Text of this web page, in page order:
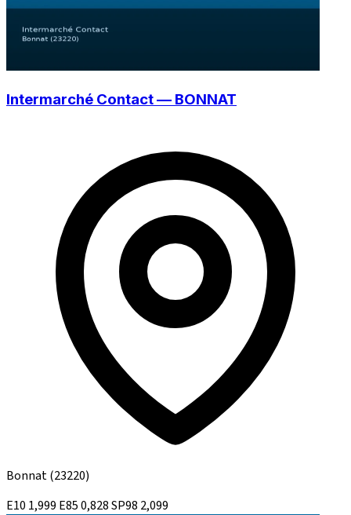
Intermarché Contact — BONNAT
Bonnat(23220)
E10 1,999 E850,828SP98 2,099